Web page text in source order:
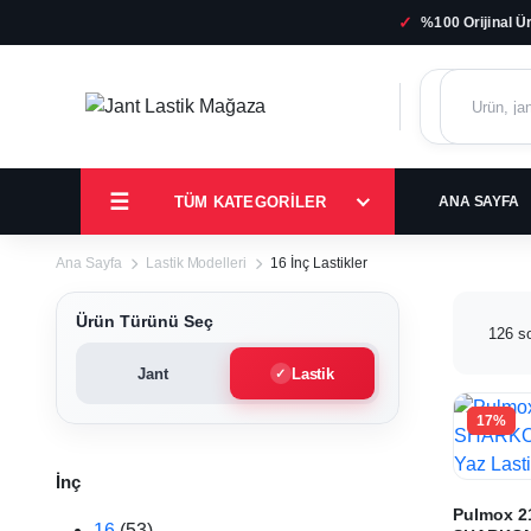
✓ %100 Orijinal
TÜM KATEGORILER ANA SAYFA
Ana Sayfa Lastik Modelleri 16 İnç Lastikler
126
16
İnç
17%
Pulmox
Ürün Türünü Seç
Jant Lastik
İnç